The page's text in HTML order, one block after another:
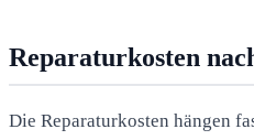
Reparaturkosten
Die Reparaturkosten hängen